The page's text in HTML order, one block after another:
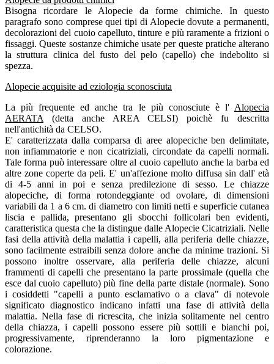
Bisogna ricordare le Alopecie da forme chimiche. In questo
paragrafo sono comprese quei tipi di Alopecie dovute a permanenti,
decolorazioni del cuoio capelluto, tinture e più raramente a frizioni o
fissaggi. Queste sostanze chimiche usate per queste pratiche alterano
la struttura clinica del fusto del pelo (capello) che indebolito si
spezza.
Alopecie acquisite ad eziologia sconosciuta
La più frequente ed anche tra le più conosciute è l' Alopecia
AERATA (detta anche AREA CELSI) poichè fu descritta
nell'antichità da CELSO.
E' caratterizzata dalla comparsa di aree alopeciche ben delimitate,
non infiammatorie e non cicatriziali, circondate da capelli normali.
Tale forma può interessare oltre al cuoio capelluto anche la barba ed
altre zone coperte da peli. E' un'affezione molto diffusa sin dall' età
di 4-5 anni in poi e senza predilezione di sesso. Le chiazze
alopeciche, di forma rotondeggiante od ovolare, di dimensioni
variabili da 1 a 6 cm. di diametro con limiti netti e superficie cutanea
liscia e pallida, presentano gli sbocchi follicolari ben evidenti,
caratteristica questa che la distingue dalle Alopecie Cicatriziali. Nelle
fasi della attività della malattia i capelli, alla periferia delle chiazze,
sono facilmente estraibili senza dolore anche da minime trazioni. Si
possono inoltre osservare, alla periferia delle chiazze, alcuni
frammenti di capelli che presentano la parte prossimale (quella che
esce dal cuoio capelluto) più fine della parte distale (normale). Sono
i cosiddetti "capelli a punto esclamativo o a clava" di notevole
significato diagnostico indicano infatti una fase di attività della
malattia. Nella fase di ricrescita, che inizia solitamente nel centro
della chiazza, i capelli possono essere più sottili e bianchi poi,
progressivamente, riprenderanno la loro pigmentazione e
colorazione.